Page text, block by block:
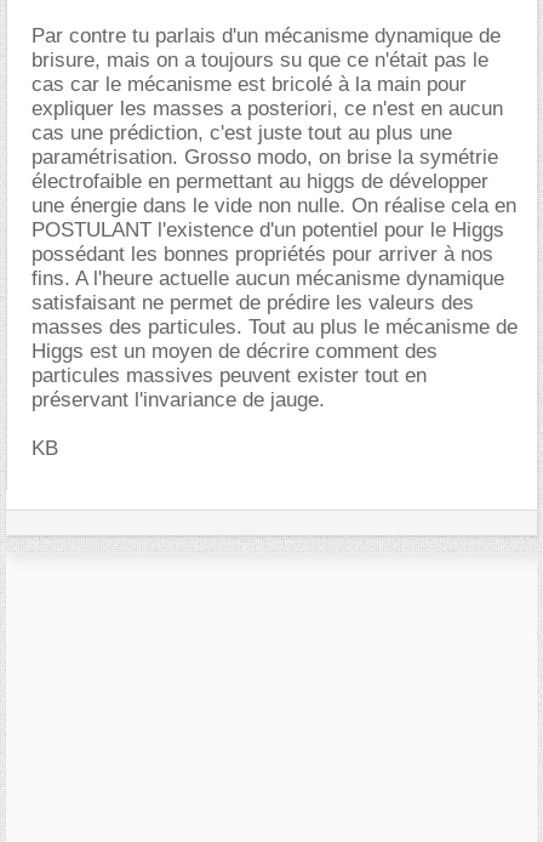
Par contre tu parlais d'un mécanisme dynamique de
brisure, mais on a toujours su que ce n'était pas le
cas car le mécanisme est bricolé à la main pour
expliquer les masses a posteriori, ce n'est en aucun
cas une prédiction, c'est juste tout au plus une
paramétrisation. Grosso modo, on brise la symétrie
électrofaible en permettant au higgs de développer
une énergie dans le vide non nulle. On réalise cela en
POSTULANT l'existence d'un potentiel pour le Higgs
possédant les bonnes propriétés pour arriver à nos
fins. A l'heure actuelle aucun mécanisme dynamique
satisfaisant ne permet de prédire les valeurs des
masses des particules. Tout au plus le mécanisme de
Higgs est un moyen de décrire comment des
particules massives peuvent exister tout en
préservant l'invariance de jauge.
KB